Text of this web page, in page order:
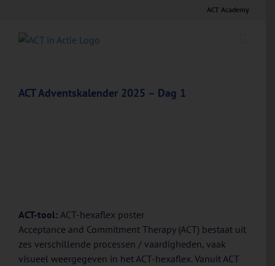
inhoud
ACT Academy
ACT Adventskalender 2025 – Dag 1
ACT-tool: ACT-hexaflex poster
Acceptance and Commitment Therapy (ACT) bestaat uit
zes verschillende processen / vaardigheden, vaak
visueel weergegeven in het ACT-hexaflex. Vanuit ACT